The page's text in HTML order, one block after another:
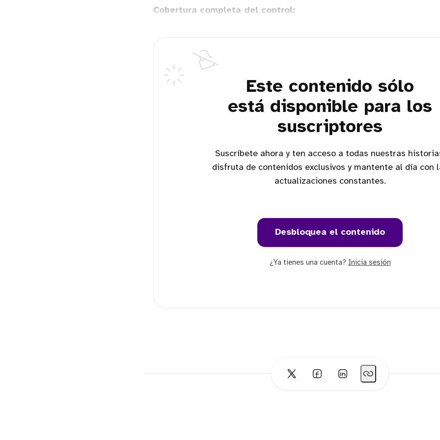
Cobertura completa del control:
Este contenido sólo
está disponible para los
suscriptores
Suscríbete ahora y ten acceso a todas nuestras historias,
disfruta de contenidos exclusivos y mantente al día con
actualizaciones constantes.
Desbloquea el contenido
¿Ya tienes una cuenta? Inicia sesión